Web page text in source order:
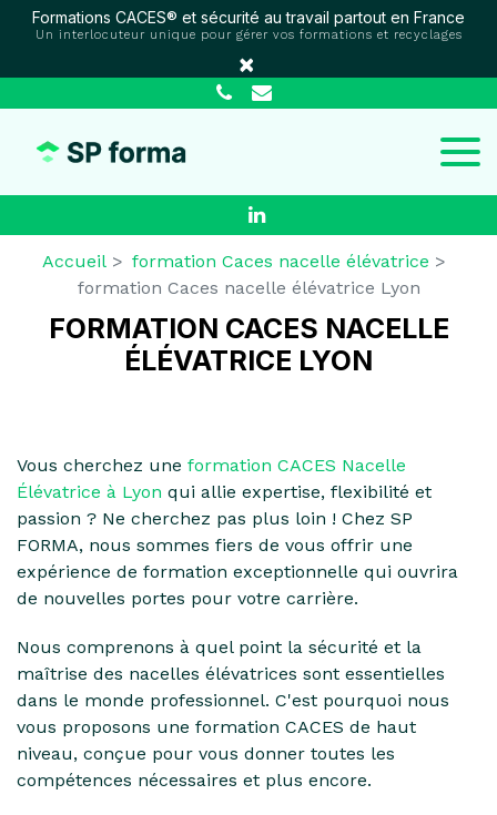
Formations CACES® et sécurité au travail partout en France
Un interlocuteur unique pour gérer vos formations et recyclages
×
Accueil
formation Caces nacelle élévatrice
formation Caces nacelle élévatrice Lyon
FORMATION CACES NACELLE
ÉLÉVATRICE LYON
Vous cherchez une formation CACES Nacelle
Élévatrice à Lyon qui allie expertise, flexibilité et
passion ? Ne cherchez pas plus loin ! Chez SP
FORMA, nous sommes fiers de vous offrir une
expérience de formation exceptionnelle qui ouvrira
de nouvelles portes pour votre carrière.
Nous comprenons à quel point la sécurité et la
maîtrise des nacelles élévatrices sont essentielles
dans le monde professionnel. C'est pourquoi nous
vous proposons une formation CACES de haut
niveau, conçue pour vous donner toutes les
compétences nécessaires et plus encore.
Panneau de gestion des cookies